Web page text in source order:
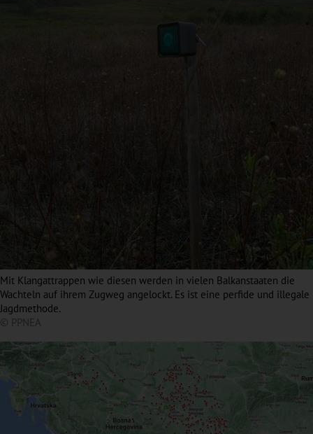
Mit Klangattrappen wie diesen werden in vielen Balkanstaaten die
Wachteln auf ihrem Zugweg angelockt. Es ist eine perfide und illegale
Jagdmethode.
© PPNEA